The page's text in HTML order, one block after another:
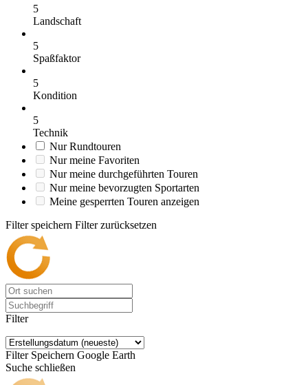
5
Landschaft
5
Spaßfaktor
5
Kondition
5
Technik
Nur Rundtouren
Nur meine Favoriten
Nur meine durchgeführten Touren
Nur meine bevorzugten Sportarten
Meine gesperrten Touren anzeigen
Filter speichern Filter zurücksetzen
Filter
Filter Speichern Google Earth
Suche schließen